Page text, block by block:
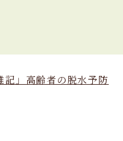
記」高齢者の脱水予防